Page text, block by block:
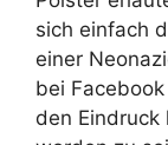
sich einfach
einer
bei
den Eindruck